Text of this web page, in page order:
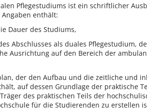
Pflegestudiums ist ein schriftlicher
enthält:
Dauer des Studiums,
Abschlusses als duales Pflegestudium,
Ausrichtung auf den Bereich der
der den Aufbau und die zeitliche und
auf dessen Grundlage der praktische
des praktischen Teils der
für die Studierenden zu erstellen